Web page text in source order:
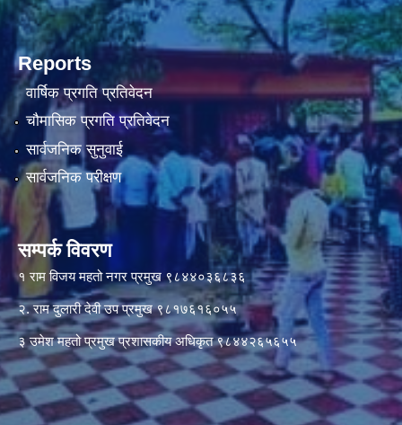
Reports
वार्षिक प्रगति प्रतिवेदन
चौमासिक प्रगति प्रतिवेदन
सार्वजनिक सुनुवाई
सार्वजनिक परीक्षण
सम्पर्क विवरण
१ राम विजय महतो नगर प्रमुख ९८४४०३६८३६
२. राम दुलारी देवी उप प्रमुख ९८१७६१६०५५
३ उमेश महतो प्रमुख प्रशासकीय अधिकृत ९८४४२६५६५५